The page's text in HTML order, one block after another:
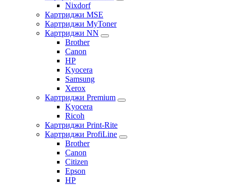
Nixdorf
Картриджи MSE
Картриджи MyToner
Картриджи NN
Brother
Canon
HP
Kyocera
Samsung
Xerox
Картриджи Premium
Kyocera
Ricoh
Картриджи Print-Rite
Картриджи ProfiLine
Brother
Canon
Citizen
Epson
HP